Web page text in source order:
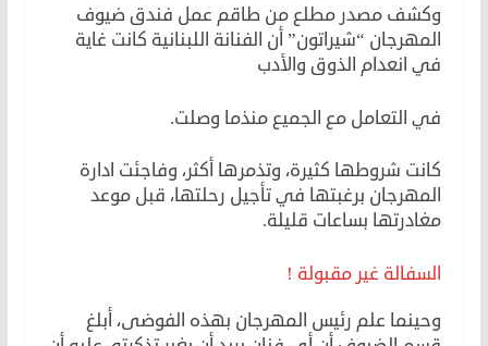
وكشف مصدر مطلع من طاقم عمل فندق ضيوف
المهرجان “شيراتون” أن الفنانة اللبنانية كانت غاية
في انعدام الذوق والأدب
في التعامل مع الجميع منذما وصلت.
كانت شروطها كثيرة، وتذمرها أكثر، وفاجئت ادارة
المهرجان برغبتها في تأجيل رحلتها، قبل موعد
مغادرتها بساعات قليلة.
السفالة غير مقبولة !
وحينما علم رئيس المهرجان بهذه الفوضى، أبلغ